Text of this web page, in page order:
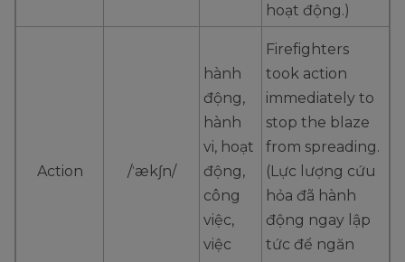
hoạt động.)
Action /ˈækʃn/
hành
động,
hành
vi, hoạt
động,
công
việc,
việc
Firefighters
took action
immediately to
stop the blaze
from spreading.
(Lực lượng cứu
hỏa đã hành
động ngay lập
tức để ngăn